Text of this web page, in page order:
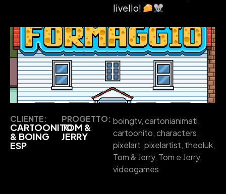
livello!
CLIENTE:
CARTOONITO
& BOING
ESP
PROGETTO:
TOM &
JERRY
boingtv,cartonianimati,
cartoonito,characters,
pixelart,pixelartist, theoluk,
Tom & Jerry, Tom e Jerry,
videogames